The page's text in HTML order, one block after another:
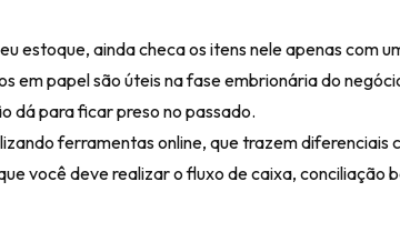
estoque, ainda checa os itens nele apenas com
em papel são úteis na fase embrionária do
dá para ficar preso no passado.
ferramentas online, que trazem diferenciais
você deve realizar o fluxo de caixa, conciliação